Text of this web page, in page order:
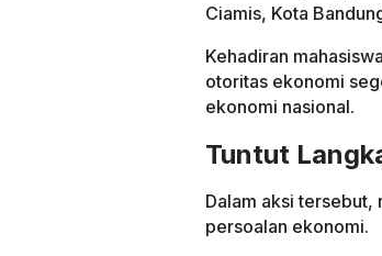
Ciamis, Kota
Kehadiran
otoritas ekonomi
ekonomi nasional.
Tuntut
Dalam aksi tersebut,
persoalan ekonomi.